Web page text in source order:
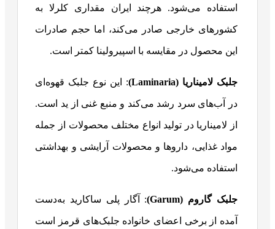
استفاده می‌شود. هرچند ایران مقداری کلرلا به
کشورهای خارجی صادر می‌کند، اما حجم صادرات
این محصول در مقایسه با اسپیرولینا کمتر است.
جلبک لامیناریا (Laminaria
): این نوع جلبک قهوه‌ای
در آب‌های سرد رشد می‌کند و منبع غنی از ید است.
از لامیناریا در تولید انواع مختلف محصولات از جمله
مواد غذایی، داروها و محصولات آرایشی و بهداشتی
استفاده می‌شود.
جلبک گاروم (Garum
): آگار پلی ساکارید به‌دست
آمده از برخی اعضای خانواده‌ جلبک‌های قرمز است